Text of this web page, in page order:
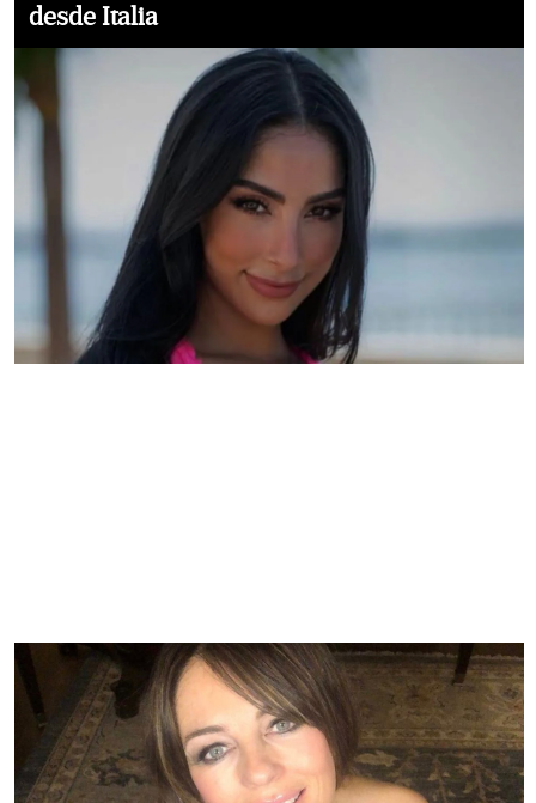
desde Italia